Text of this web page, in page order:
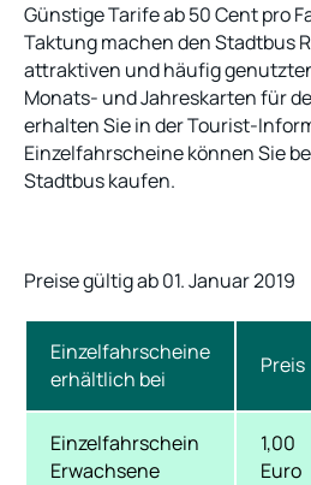
Günstige Tarife ab 50 Cent pro
Taktung machen den Stadtbus
attraktiven und häufig
Monats- und Jahreskarten für
erhalten Sie in der Tourist-
Einzelfahrscheine können Sie
Stadtbus kaufen.
Preise gültig ab 01. Januar 2019
Einzelfahrscheine
erhältlich bei
Preis
Einzelfahrschein
Erwachsene
1,00
Euro